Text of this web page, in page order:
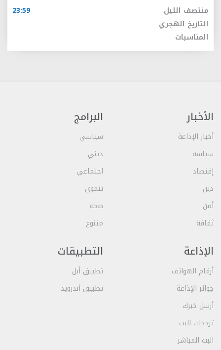
منتصف الليل
23:59
التاريخ الهجري
المناسبات
الأخبار
أخبار الإذاعة
سياسة
إقتصاد
دين
أمن
ثقافة
البرامج
سياسي
ديني
اجتماعي
تنموي
صحة
متنوع
الإذاعة
أرقام الهواتف
جوائز الإذاعة
أرسل خبرك
ترددات البث
البث المباشر
التطبيقات
تطبيق أبل
تطبيق أندرويد